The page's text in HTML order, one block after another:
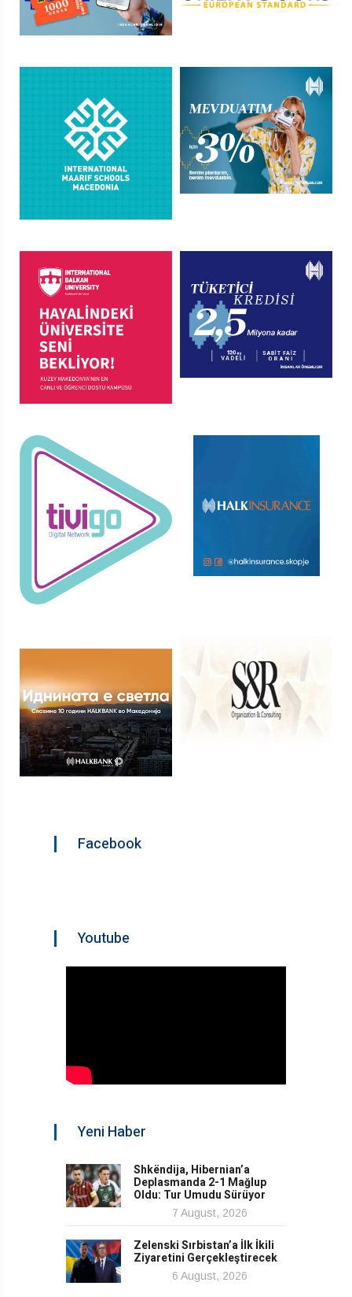
Facebook
Youtube
Yeni Haber
Shkëndija, Hibernian’a
Deplasmanda 2-1 Mağlup
Oldu: Tur Umudu Sürüyor
7 August, 2026
Zelenski Sırbistan’a İlk İkili
Ziyaretini Gerçekleştirecek
6 August, 2026